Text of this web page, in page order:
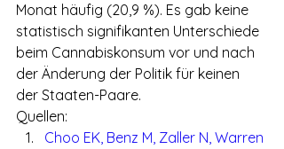
Monat häufig (20,9 %). Es gab keine
statistisch signifikanten Unterschiede
beim Cannabiskonsum vor und nach
der Änderung der Politik für keinen
der Staaten-Paare.
Quellen:
Choo EK, Benz M, Zaller N, Warren